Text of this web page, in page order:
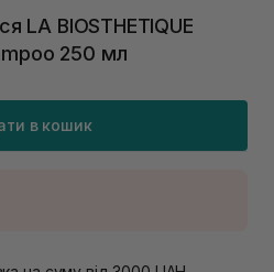
LA BIOSTHETIQUE
250 мл
в кошик